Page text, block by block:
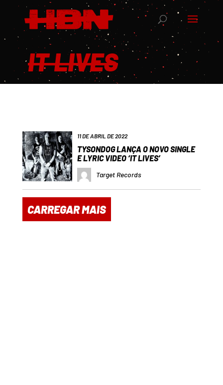
IT LIVES
11 DE ABRIL DE 2022
TYSONDOG LANÇA O NOVO SINGLE
E LYRIC VIDEO ‘IT LIVES’
Target Records
CARREGAR MAIS